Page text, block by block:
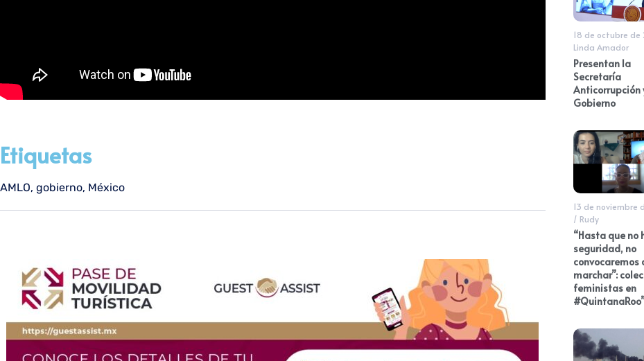
Etiquetas
AMLO, gobierno, México
18 de octubre de
Linda Amador
Presentan la
Secretaría
Anticorrupción
Gobierno
13 de noviembre
/ Rudy
“Hasta que no
seguridad, no
convocaremos
marchar”:
feministas en